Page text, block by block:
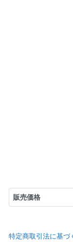
販売価格
特定商取引法に基づ